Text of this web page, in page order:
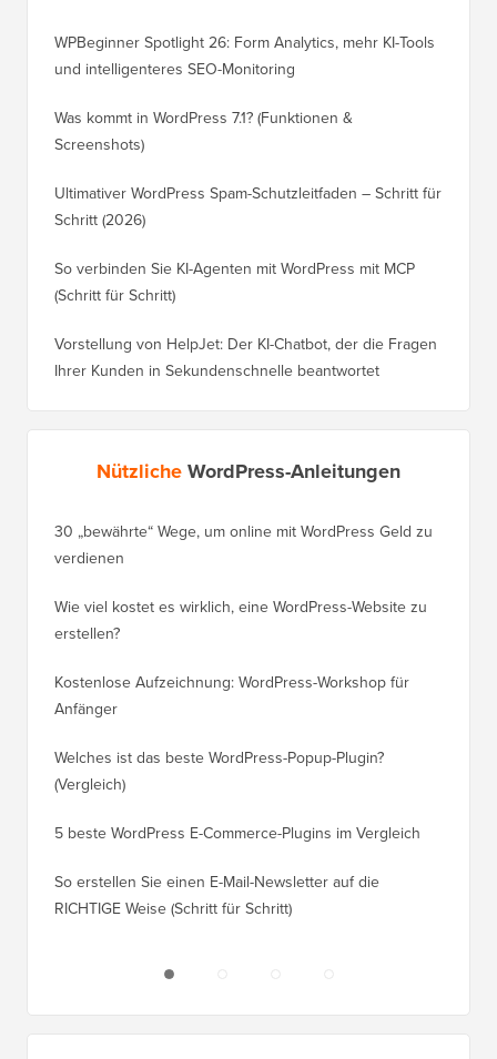
WPBeginner Spotlight 26: Form Analytics, mehr KI-Tools
und intelligenteres SEO-Monitoring
Was kommt in WordPress 7.1? (Funktionen &
Screenshots)
Ultimativer WordPress Spam-Schutzleitfaden – Schritt für
Schritt (2026)
So verbinden Sie KI-Agenten mit WordPress mit MCP
(Schritt für Schritt)
Vorstellung von HelpJet: Der KI-Chatbot, der die Fragen
Ihrer Kunden in Sekundenschnelle beantwortet
NützlicheWordPress-Anleitungen
30 „bewährte“ Wege, um online mit WordPress Geld zu
verdienen
Wie viel kostet es wirklich, eine WordPress-Website zu
erstellen?
Kostenlose Aufzeichnung: WordPress-Workshop für
Anfänger
Welches ist das beste WordPress-Popup-Plugin?
(Vergleich)
5 beste WordPress E-Commerce-Plugins im Vergleich
So erstellen Sie einen E-Mail-Newsletter auf die
RICHTIGE Weise (Schritt für Schritt)